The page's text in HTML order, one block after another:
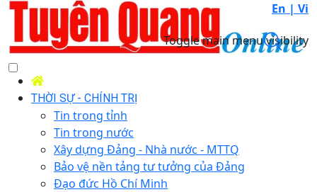
En | Vi
Toggle main menu visibility
THỜI SỰ - CHÍNH TRỊ
Tin trong tỉnh
Tin trong nước
Xây dựng Đảng - Nhà nước - MTTQ
Bảo vệ nền tảng tư tưởng của Đảng
Đạo đức Hồ Chí Minh